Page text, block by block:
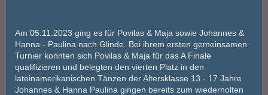
Am 05.11.2023 ging es für Povilas & Maja sowie Johannes &
Hanna - Paulina nach Glinde. Bei ihrem ersten gemeinsamen
Turnier konnten sich Povilas & Maja für das A Finale
qualifizieren und belegten den vierten Platz in den
lateinamerikanischen Tänzen der Altersklasse 13 - 17 Jahre.
Johannes & Hanna Paulina gingen bereits zum wiederholten